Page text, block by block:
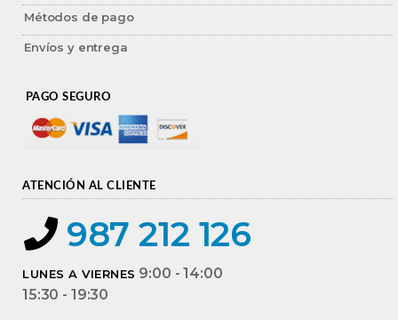
Métodos de pago
Envíos y entrega
PAGO SEGURO
ATENCIÓN AL CLIENTE
987 212 126
LUNES A VIERNES 9:00 - 14:00
15:30 - 19:30